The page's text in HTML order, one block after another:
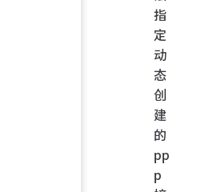
指
定
动
态
创
建
的
pp
p